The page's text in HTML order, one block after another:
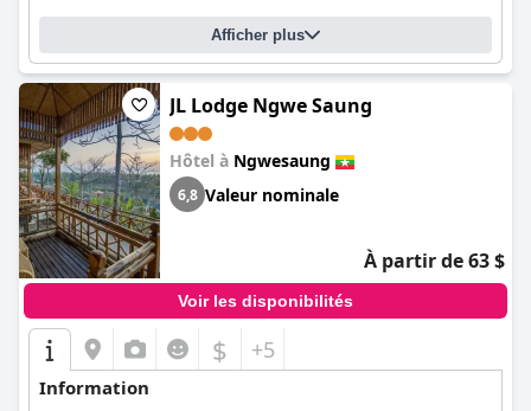
Afficher plus
JL Lodge Ngwe Saung
Hôtel à Ngwesaung
6,8 Valeur nominale
À partir de 63 $
Voir les disponibilités
$ +5
Information